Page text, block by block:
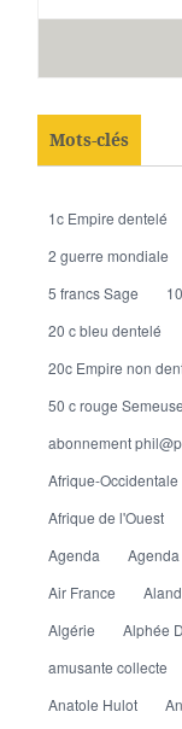
Mots-clés
1c Empire dentelé
2 guerre mondiale
5 francs Sage
20 c bleu dentelé
20c Empire non
50 c rouge
abonnement
Afrique-Occidentale
Afrique de l'Ouest
Agenda
Air France
Aland
Algérie
Alphée
amusante collecte
Anatole Hulot